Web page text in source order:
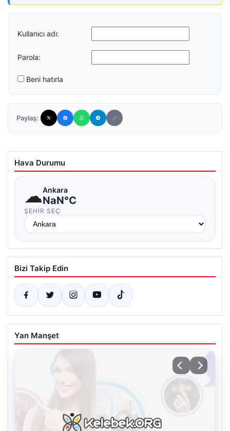
Kullanıcı adı:
Parola:
Beni hatırla
Paylaş:
Hava Durumu
☁Ankara
NaN°C
ŞEHIR SEÇ
Bizi Takip Edin
Yan Manşet